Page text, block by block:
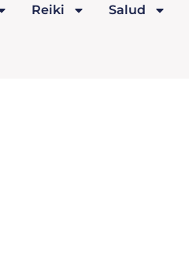
Reiki Salud